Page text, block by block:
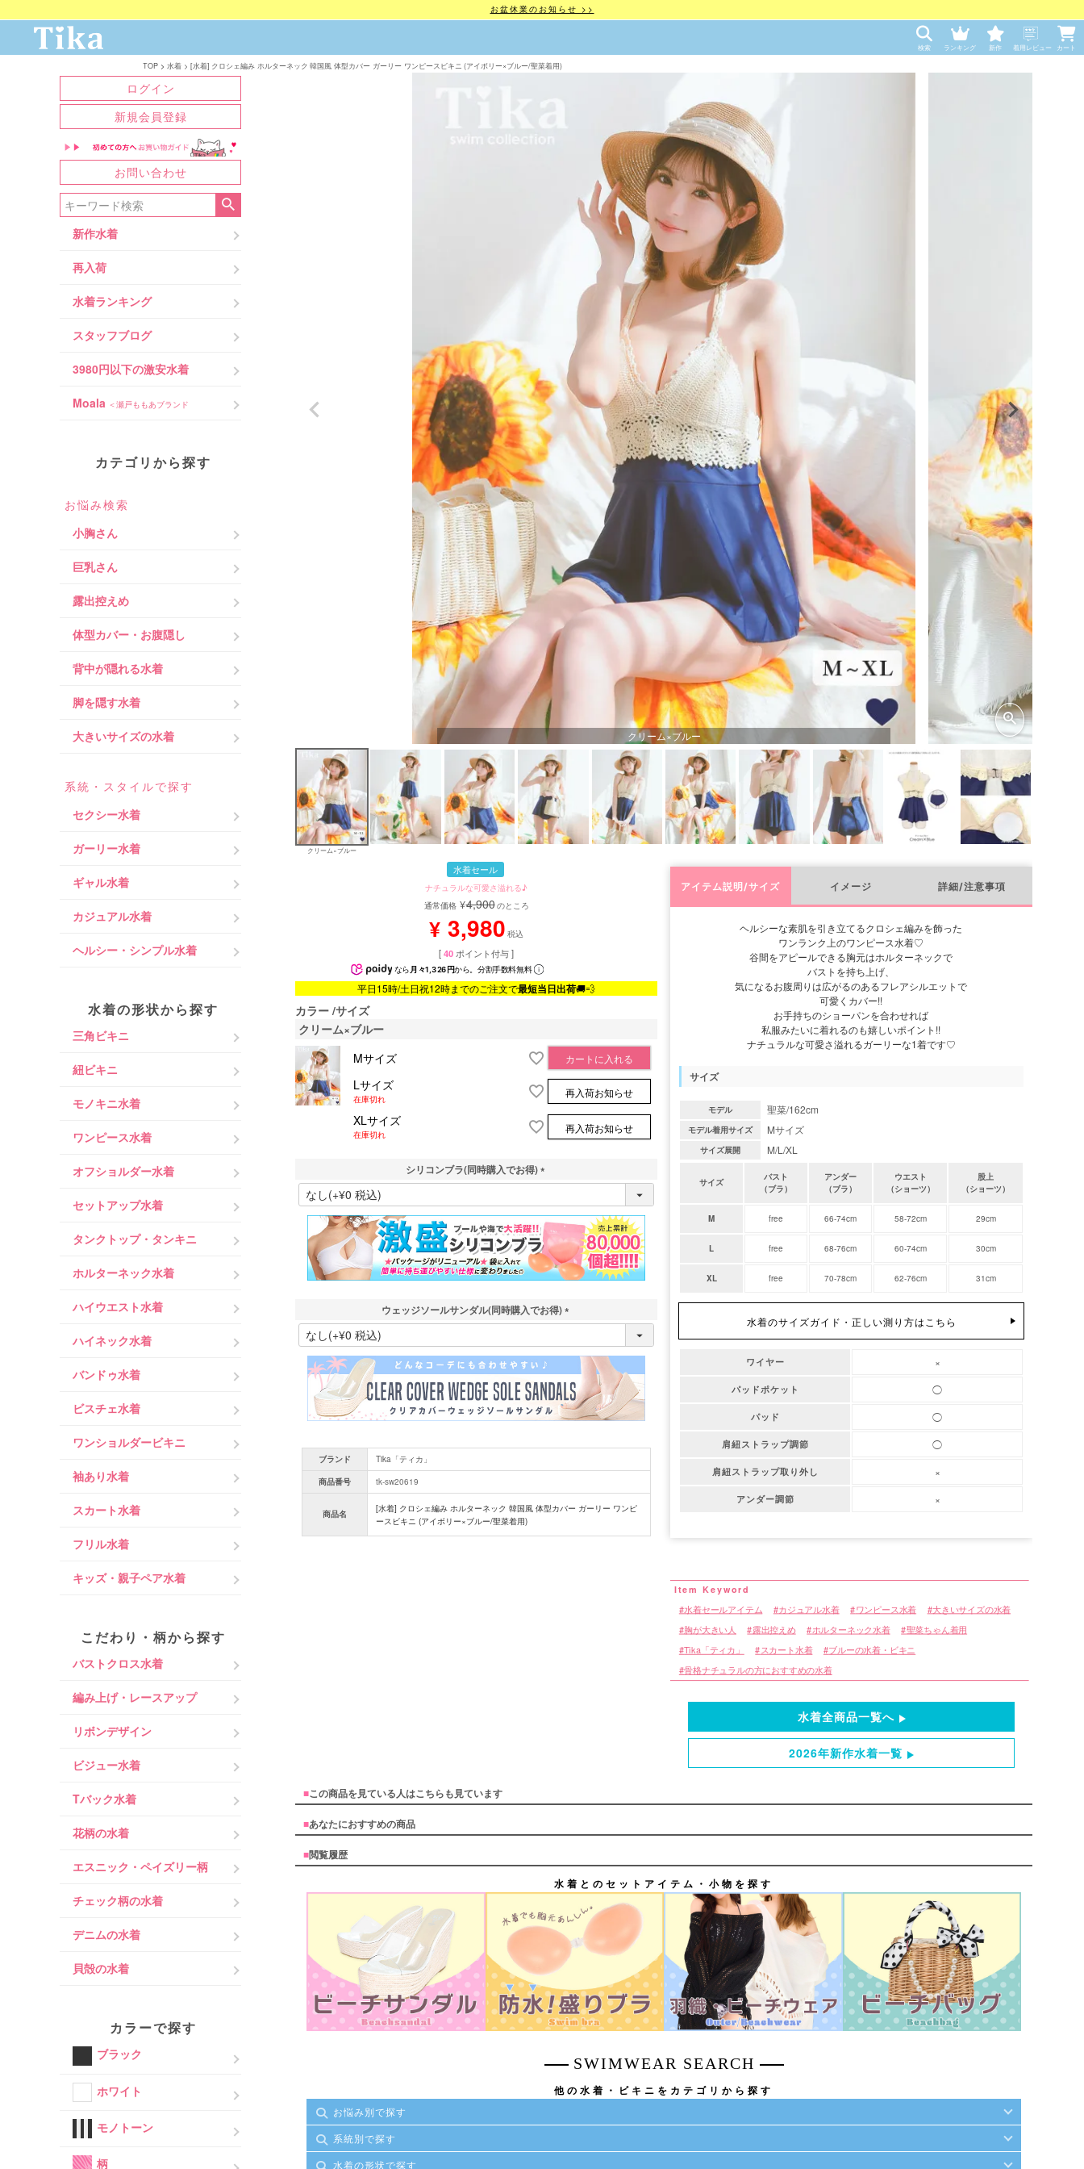
お盆休業のお知らせ >>
検索 ランキング 新作 着用レビュー カート
TOP 水着 [水着] クロシェ編み ホルターネック 韓国風 体型カバー ガーリー ワンピースビキニ (アイボリー×ブルー/聖菜着用)
ログイン
新規会員登録
お問い合わせ
新作水着
再入荷
水着ランキング
スタッフブログ
3980円以下の激安水着
Moala ＜瀬戸ももあブランド
カテゴリから探す
お悩み検索
小胸さん
巨乳さん
露出控えめ
体型カバー・お腹隠し
背中が隠れる水着
脚を隠す水着
大きいサイズの水着
系統・スタイルで探す
セクシー水着
ガーリー水着
ギャル水着
カジュアル水着
ヘルシー・シンプル水着
水着の形状から探す
三角ビキニ
紐ビキニ
モノキニ水着
ワンピース水着
オフショルダー水着
セットアップ水着
タンクトップ・タンキニ
ホルターネック水着
ハイウエスト水着
ハイネック水着
バンドゥ水着
ビスチェ水着
ワンショルダービキニ
袖あり水着
スカート水着
フリル水着
キッズ・親子ペア水着
こだわり・柄から探す
バストクロス水着
編み上げ・レースアップ
リボンデザイン
ビジュー水着
Tバック水着
花柄の水着
エスニック・ペイズリー柄
チェック柄の水着
デニムの水着
貝殻の水着
カラーで探す
ブラック
ホワイト
モノトーン
柄
クリーム×ブルー
クリーム×ブルー
水着セール
ナチュラルな可愛さ溢れる♪
通常価格 ¥4,900のところ
¥ 3,980 税込
[40 ポイント付与 ]
なら 月々1,326円から。分割手数料無料
平日15時/土日祝12時までのご注文で最短当日出荷🚚💨
カラー サイズ
クリーム×ブルー
Mサイズ
カートに入れる
Lサイズ
在庫切れ
再入荷お知らせ
XLサイズ
在庫切れ
再入荷お知らせ
シリコンブラ(同時購入でお得)
(
必
須
)
ウェッジソールサンダル(同時購入でお得)
(
必
須
)
ブランド
Tika「ティカ」
商品番号
tk-sw20619
商品名
[水着] クロシェ編み ホルターネック 韓国風 体型カバー ガーリー ワンピ
ースビキニ (アイボリー×ブルー/聖菜着用)
アイテム説明/サイズ イメージ 詳細/注意事項
ヘルシーな素肌を引き立てるクロシェ編みを飾った
ワンランク上のワンピース水着♡
谷間をアピールできる胸元はホルターネックで
バストを持ち上げ、
気になるお腹周りは広がるのあるフレアシルエットで
可愛くカバー!!
お手持ちのショーパンを合わせれば
私服みたいに着れるのも嬉しいポイント!!
ナチュラルな可愛さ溢れるガーリーな1着です♡
サイズ
モデル 聖菜/162cm
モデル着用サイズ Mサイズ
サイズ展開 M/L/XL
サイズ
バスト
（ブラ）
アンダー
（ブラ）
ウエスト
（ショーツ）
股上
（ショーツ）
M free 66-74cm 58-72cm 29cm
L free 68-76cm 60-74cm 30cm
XL free 70-78cm 62-76cm 31cm
水着のサイズガイド・正しい測り方はこちら
ワイヤー ×
パッドポケット ◯
パッド ◯
肩紐ストラップ調節 ◯
肩紐ストラップ取り外し ×
アンダー調節 ×
水着セールアイテム カジュアル水着 ワンピース水着 大きいサイズの水着
胸が大きい人 露出控えめ ホルターネック水着
聖菜ちゃん着用
Tika「ティカ」
スカート水着
ブルーの水着・ビキニ
骨格ナチュラルの方におすすめの水着
水着全商品一覧へ
2026年新作水着一覧
■この商品を見ている人はこちらも見ています
■あなたにおすすめの商品
■閲覧履歴
水着とのセットアイテム・小物を探す
SWIMWEAR SEARCH
他の水着・ビキニをカテゴリから探す
お悩み別で探す
系統別で探す
水着の形状で探す